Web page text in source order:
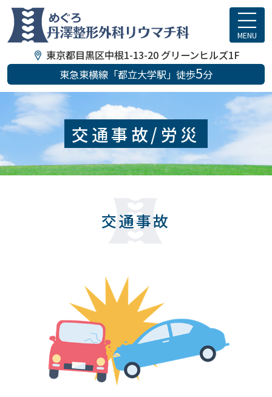
めぐろ丹澤整形外科リウマチ科
東京都目黒区中根1-13-20 グリーンヒルズ1F
東急東横線「都立大学駅」徒歩5分
交通事故/労災
交通事故